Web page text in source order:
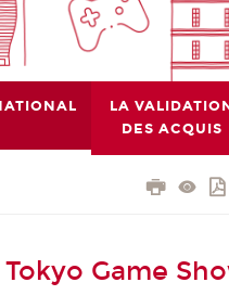
LA
DES ACQUIS
Game